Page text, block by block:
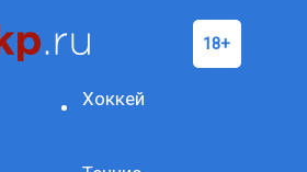
Хоккей